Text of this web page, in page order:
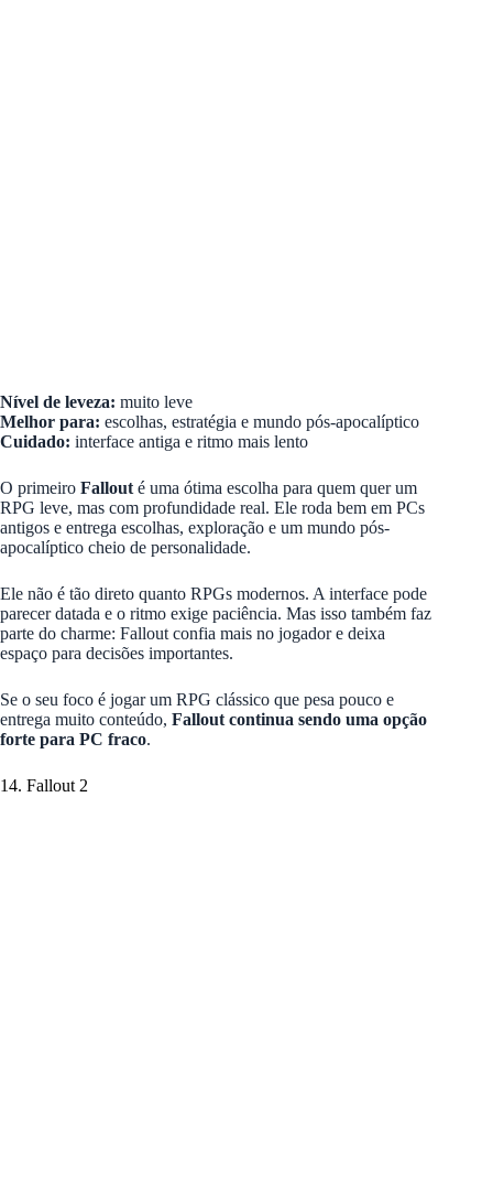
Nível de leveza: muito leve
Melhor para: escolhas, estratégia e mundo pós-apocalíptico
Cuidado: interface antiga e ritmo mais lento
O primeiro Fallout é uma ótima escolha para quem quer um
RPG leve, mas com profundidade real. Ele roda bem em PCs
antigos e entrega escolhas, exploração e um mundo pós-
apocalíptico cheio de personalidade.
Ele não é tão direto quanto RPGs modernos. A interface pode
parecer datada e o ritmo exige paciência. Mas isso também faz
parte do charme: Fallout confia mais no jogador e deixa
espaço para decisões importantes.
Se o seu foco é jogar um RPG clássico que pesa pouco e
entrega muito conteúdo, Fallout continua sendo uma opção
forte para PC fraco.
14. Fallout 2